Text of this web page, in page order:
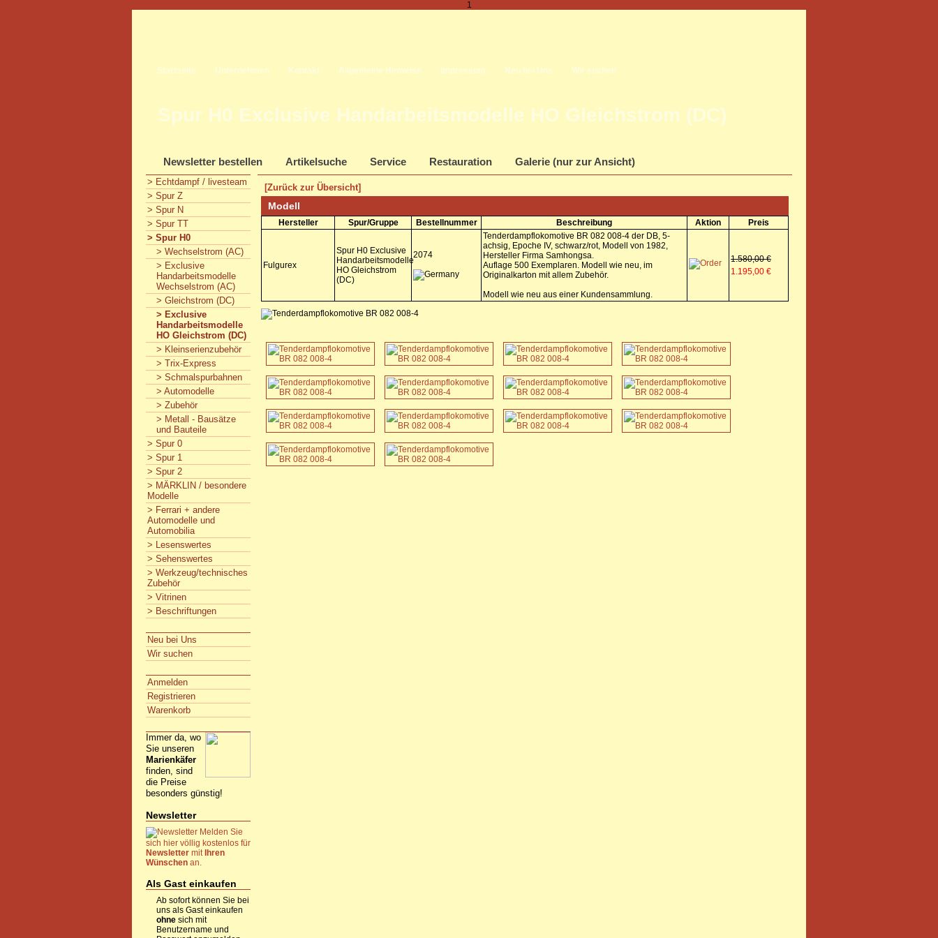
1
Startseite Unternehmen Kontakt Allgemeine Hinweise Impressum Neu bei Uns Wir suchen
Spur H0 Exclusive Handarbeitsmodelle HO Gleichstrom (DC)
Newsletter bestellen Artikelsuche Service Restauration Galerie (nur zur Ansicht)
> Echtdampf / livesteam
> Spur Z
> Spur N
> Spur TT
> Spur H0
> Wechselstrom (AC)
> Exclusive
Handarbeitsmodelle
Wechselstrom (AC)
> Gleichstrom (DC)
> Exclusive
Handarbeitsmodelle
HO Gleichstrom (DC)
> Kleinserienzubehör
> Trix-Express
> Schmalspurbahnen
> Automodelle
> Zubehör
> Metall - Bausätze
und Bauteile
> Spur 0
> Spur 1
> Spur 2
> MÄRKLIN / besondere
Modelle
> Ferrari + andere
Automodelle und
Automobilia
> Lesenswertes
> Sehenswertes
> Werkzeug/technisches
Zubehör
> Vitrinen
> Beschriftungen
Neu bei Uns
Wir suchen
Anmelden
Registrieren
Warenkorb
Immer da, wo
Sie unseren
Marienkäfer
finden, sind
die Preise
besonders günstig!
Newsletter
Melden Sie
sich hier völlig kostenlos für
Newsletter mit Ihren
Wünschen an.
Als Gast einkaufen
Ab sofort können Sie bei
uns als Gast einkaufen
ohne sich mit
Benutzername und
[Zurück zur Übersicht]
Modell
Hersteller Spur/Gruppe Bestellnummer Beschreibung Aktion Preis
Fulgurex
Spur H0 Exclusive
Handarbeitsmodelle
HO Gleichstrom
(DC)
2074
Tenderdampflokomotive BR 082 008-4 der DB, 5-
achsig, Epoche IV, schwarz/rot, Modell von 1982,
Hersteller Firma Samhongsa.
Auflage 500 Exemplaren. Modell wie neu, im
Originalkarton mit allem Zubehör.
Modell wie neu aus einer Kundensammlung.
1.580,00 €
1.195,00 €